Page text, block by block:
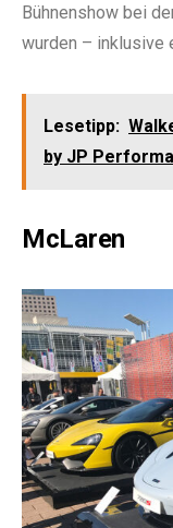
Bühnenshow bei
wurden – inklusive
Lesetipp:
by JP
McLaren